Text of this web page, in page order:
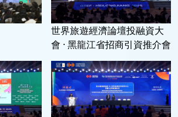
世界旅遊經濟論壇投融資大
會 · 黑龍江省招商引資推介會